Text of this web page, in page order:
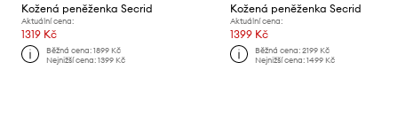
Kožená peněženka Secrid
Aktuální cena:
1319 Kč
Běžná cena:1899 Kč
Nejnižší cena:1399 Kč
Kožená peněženka Secrid
Aktuální cena:
1399 Kč
Běžná cena: 2199 Kč
Nejnižší cena: 1499 Kč